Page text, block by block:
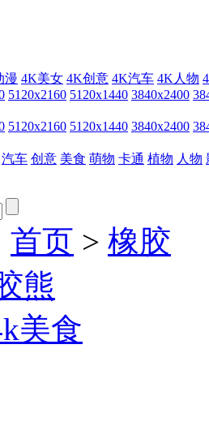
漫 4K美女 4K创意 4K汽车 4K人物
5120x2160 5120x1440 3840x2400
5120x2160 5120x1440 3840x2400
汽车 创意 美食 萌物 卡通 植物 人物
首页 > 橡胶